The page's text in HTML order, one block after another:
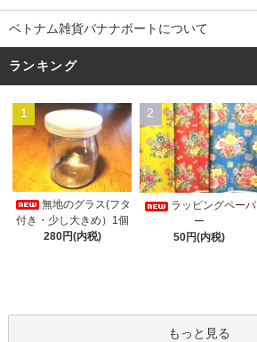
ベトナム雑貨バナナボートについて
ランキング
1
無地のグラス(フタ
付き・少し大きめ）1個
280円(内税)
2
ラッピングペーパ
ー
50円(内税)
もっと見る